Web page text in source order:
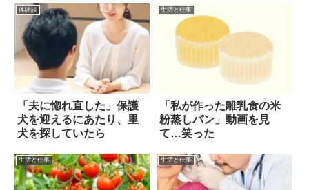
体験談
「夫に惚れ直した」保護
犬を迎えるにあたり、里
犬を探していたら
生活と仕事
「私が作った離乳食の米
粉蒸しパン」動画を見
て…笑った
生活と仕事 生活と仕事